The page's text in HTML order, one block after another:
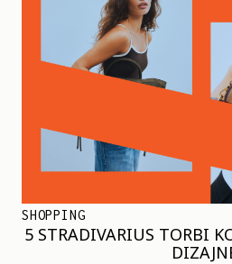
SHOPPING
5 STRADIVARIUS TORBI